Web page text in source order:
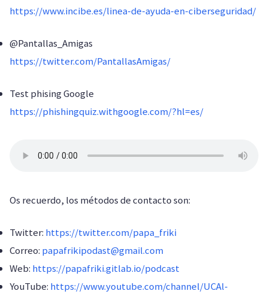
https://www.incibe.es/linea-de-ayuda-en-ciberseguridad/
@Pantallas_Amigas
https://twitter.com/PantallasAmigas/
Test phising Google
https://phishingquiz.withgoogle.com/?hl=es/
Os recuerdo, los métodos de contacto son:
Twitter: https://twitter.com/papa_friki
Correo: papafrikipodast@gmail.com
Web: https://papafriki.gitlab.io/podcast
YouTube: https://www.youtube.com/channel/UCAl-